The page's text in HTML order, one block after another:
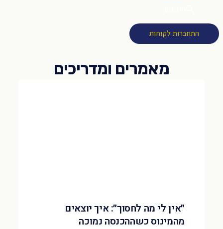
התחברות לקוחות
״אין לי מה לחסוך״: איך יוצאים
מהמינוס כשההכנסה נמוכה